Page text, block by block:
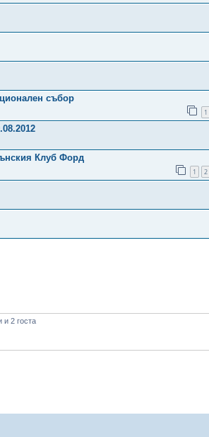
събор
1
Клуб Форд
1 2
и 2 госта